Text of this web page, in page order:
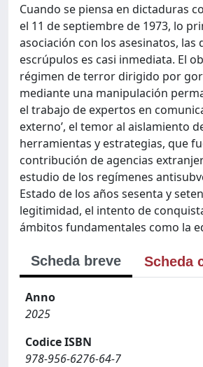
Cuando se piensa en dictaduras
el 11 de septiembre de 1973, lo
asociación con los asesinatos,
escrúpulos es casi inmediata. El
régimen de terror dirigido por
mediante una manipulación
el trabajo de expertos en
externo’, el temor al aislamiento
herramientas y estrategias, que
contribución de agencias
estudio de los regímenes
Estado de los años sesenta y
legitimidad, el intento de
ámbitos fundamentales como la
Scheda breve Scheda
Anno
2025
Codice ISBN
978-956-6276-64-7